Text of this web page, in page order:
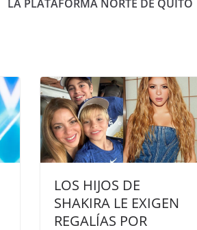
LA PLATAFORMA NORTE DE QUITO
LOS HIJOS DE
SHAKIRA LE EXIGEN
REGALÍAS POR